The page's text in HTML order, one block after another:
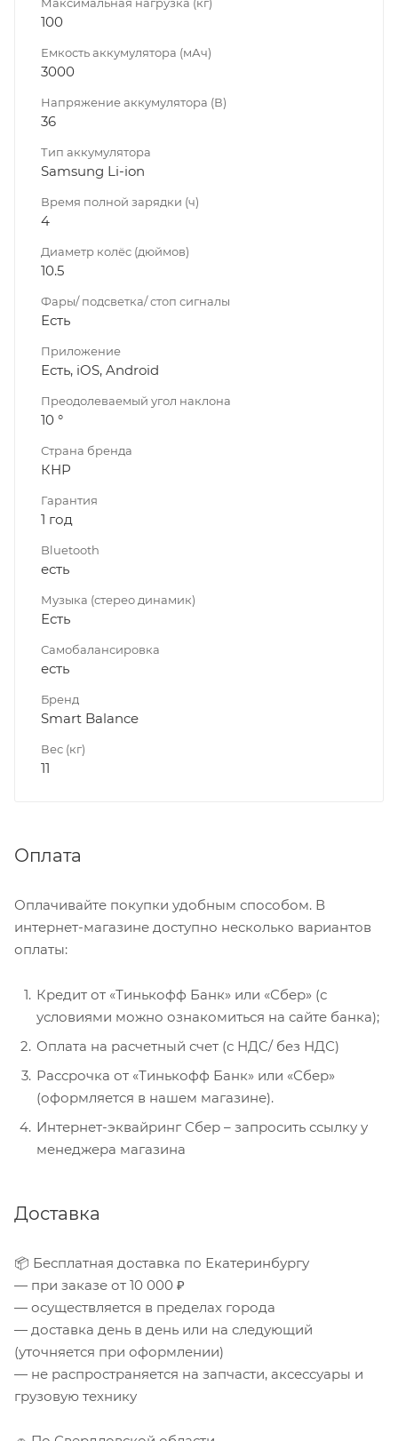
Максимальная нагрузка (кг)
100
Емкость аккумулятора (мАч)
3000
Напряжение аккумулятора (В)
36
Тип аккумулятора
Samsung Li-ion
Время полной зарядки (ч)
4
Диаметр колёс (дюймов)
10.5
Фары/ подсветка/ стоп сигналы
Есть
Приложение
Есть, iOS, Android
Преодолеваемый угол наклона
10 °
Страна бренда
КНР
Гарантия
1 год
Bluetooth
есть
Музыка (стерео динамик)
Есть
Самобалансировка
есть
Бренд
Smart Balance
Вес (кг)
11
Оплата
Оплачивайте покупки удобным способом. В
интернет-магазине доступно несколько вариантов
оплаты:
Кредит от «Тинькофф Банк» или «Сбер» (с
условиями можно ознакомиться на сайте банка);
Оплата на расчетный счет (с НДС/ без НДС)
Рассрочка от «Тинькофф Банк» или «Сбер»
(оформляется в нашем магазине).
Интернет-эквайринг Сбер – запросить ссылку у
менеджера магазина
Доставка
📦 Бесплатная доставка по Екатеринбургу
— при заказе от 10 000 ₽
— осуществляется в пределах города
— доставка день в день или на следующий
(уточняется при оформлении)
— не распространяется на запчасти, аксессуары и
грузовую технику